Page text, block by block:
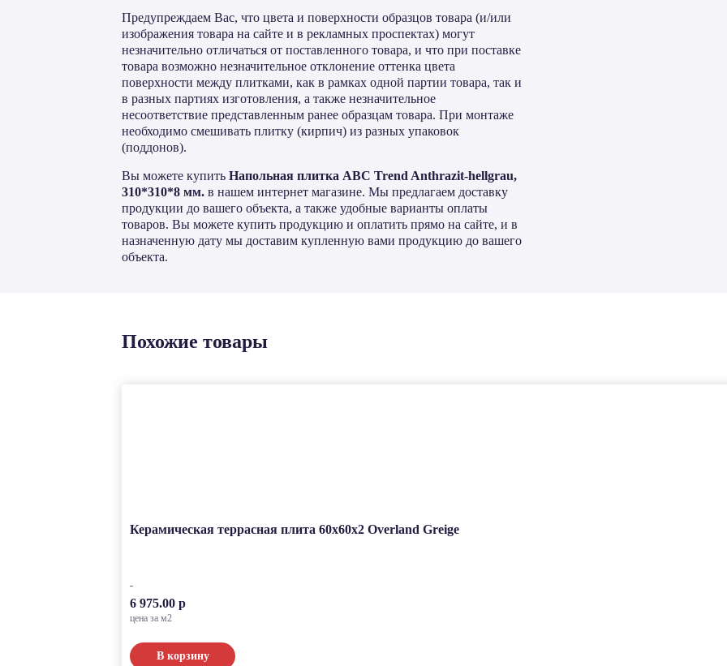
Предупреждаем Вас, что цвета и поверхности образцов товара (и/или
изображения товара на сайте и в рекламных проспектах) могут
незначительно отличаться от поставленного товара, и что при поставке
товара возможно незначительное отклонение оттенка цвета
поверхности между плитками, как в рамках одной партии товара, так и
в разных партиях изготовления, а также незначительное
несоответствие представленным ранее образцам товара. При монтаже
необходимо смешивать плитку (кирпич) из разных упаковок
(поддонов).
Вы можете купить Напольная плитка ABC Trend Anthrazit-hellgrau,
310*310*8 мм. в нашем интернет магазине. Мы предлагаем доставку
продукции до вашего объекта, а также удобные варианты оплаты
товаров. Вы можете купить продукцию и оплатить прямо на сайте, и в
назначенную дату мы доставим купленную вами продукцию до вашего
объекта.
Похожие товары
Керамическая террасная плита 60x60x2 Overland Greige
6 975.00 р
цена за м2
В корзину